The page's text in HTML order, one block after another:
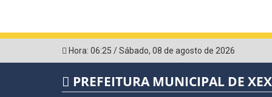
Hora: 06:25 /Sábado, 08 de agosto de 2026
PREFEITURA MUNICIPAL DE